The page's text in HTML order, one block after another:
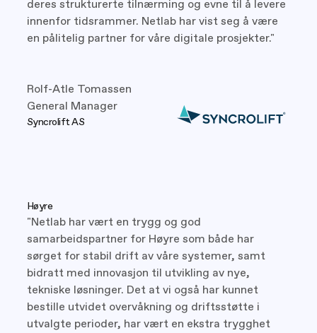
deres strukturerte tilnærming og evne til å levere
innenfor tidsrammer. Netlab har vist seg å være
en pålitelig partner for våre digitale prosjekter."
Rolf-Atle Tomassen
General Manager
Syncrolift AS
Høyre
"Netlab har vært en trygg og god
samarbeidspartner for Høyre som både har
sørget for stabil drift av våre systemer, samt
bidratt med innovasjon til utvikling av nye,
tekniske løsninger. Det at vi også har kunnet
bestille utvidet overvåkning og driftsstøtte i
utvalgte perioder, har vært en ekstra trygghet